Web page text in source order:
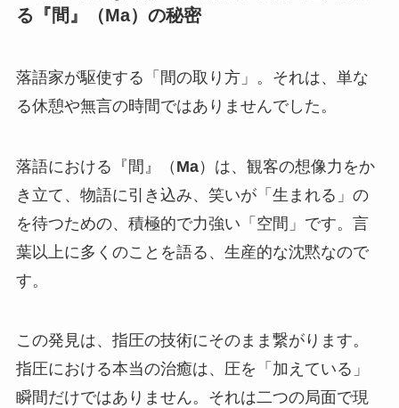
る『間』（Ma）の秘密
落語家が駆使する「間の取り方」。それは、単な
る休憩や無言の時間ではありませんでした。
落語における『間』（ Ma）は、観客の想像力をか
き立て、物語に引き込み、笑いが「生まれる」の
を待つための、積極的で力強い「空間」です。言
葉以上に多くのことを語る、生産的な沈黙なので
す。
この発見は、指圧の技術にそのまま繋がります。
指圧における本当の治癒は、圧を「加えている」
瞬間だけではありません。それは二つの局面で現